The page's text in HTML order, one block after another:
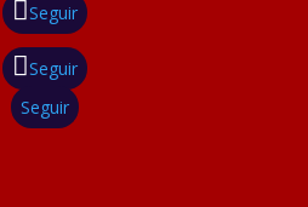
Seguir
Seguir
Seguir